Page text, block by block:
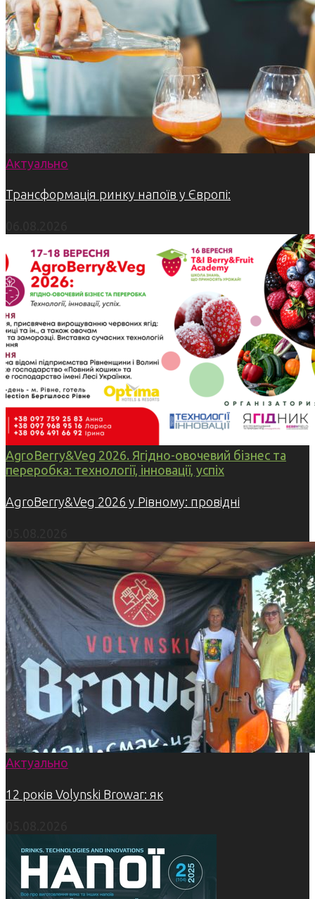
Актуально
Трансформація ринку напоїв у Європі:
AgroBerry&Veg 2026. Ягідно-овочевий бізнес та
переробка: технології, інновації, успіх
AgroBerry&Veg 2026 у Рівному: провідні
Актуально
12 років Volynski Browar: як